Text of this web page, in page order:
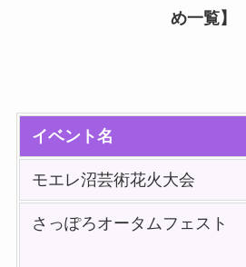
め一覧】
イベント名
モエレ沼芸術花火大会
さっぽろオータムフェスト